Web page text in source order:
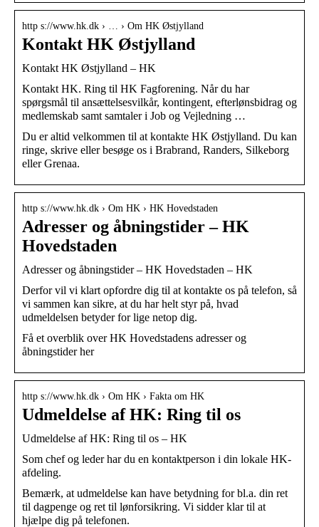
http s://www.hk.dk › … › Om HK Østjylland
Kontakt HK Østjylland
Kontakt HK Østjylland – HK
Kontakt HK. Ring til HK Fagforening. Når du har
spørgsmål til ansættelsesvilkår, kontingent, efterlønsbidrag og
medlemskab samt samtaler i Job og Vejledning …
Du er altid velkommen til at kontakte HK Østjylland. Du kan
ringe, skrive eller besøge os i Brabrand, Randers, Silkeborg
eller Grenaa.
http s://www.hk.dk › Om HK › HK Hovedstaden
Adresser og åbningstider – HK
Hovedstaden
Adresser og åbningstider – HK Hovedstaden – HK
Derfor vil vi klart opfordre dig til at kontakte os på telefon, så
vi sammen kan sikre, at du har helt styr på, hvad
udmeldelsen betyder for lige netop dig.
Få et overblik over HK Hovedstadens adresser og
åbningstider her
http s://www.hk.dk › Om HK › Fakta om HK
Udmeldelse af HK: Ring til os
Udmeldelse af HK: Ring til os – HK
Som chef og leder har du en kontaktperson i din lokale HK-
afdeling.
Bemærk, at udmeldelse kan have betydning for bl.a. din ret
til dagpenge og ret til lønforsikring. Vi sidder klar til at
hjælpe dig på telefonen.